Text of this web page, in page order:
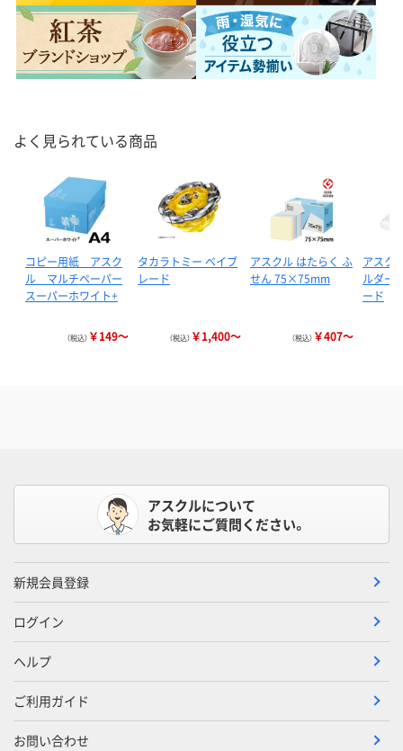
よく見られている商品
コピー用紙 アスク
ル マルチペーパー
スーパーホワイト+
（税込） ￥149～
タカラトミー ベイブ
レード
（税込） ￥1,400～
アスクル はたらく ふ
せん 75×75mm
（税込） ￥407～
アスク
ルダー
ード
アスクルについて
お気軽にご質問ください。
新規会員登録
ログイン
ヘルプ
ご利用ガイド
お問い合わせ